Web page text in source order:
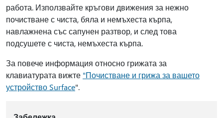
работа. Използвайте кръгови движения за нежно
почистване с чиста, бяла и немъхеста кърпа,
навлажнена със сапунен разтвор, и след това
подсушете с чиста, немъхеста кърпа.
За повече информация относно грижата за
клавиатурата вижте "Почистване и грижа за вашето
устройство Surface".